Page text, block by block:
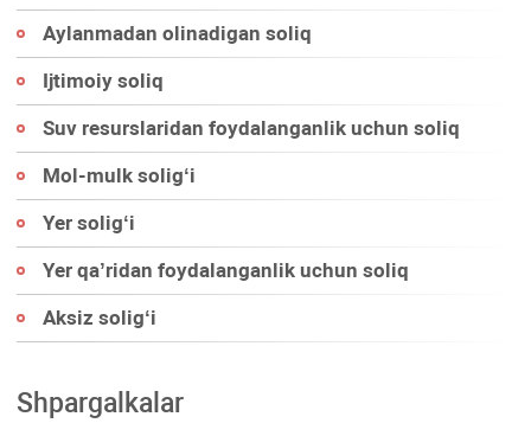
Aylanmadan olinadigan soliq
Ijtimoiy soliq
Suv resurslaridan foydalanganlik uchun soliq
Mol-mulk soligʻi
Yer soligʻi
Yer qa’ridan foydalanganlik uchun soliq
Aksiz soligʻi
Shpargalkalar